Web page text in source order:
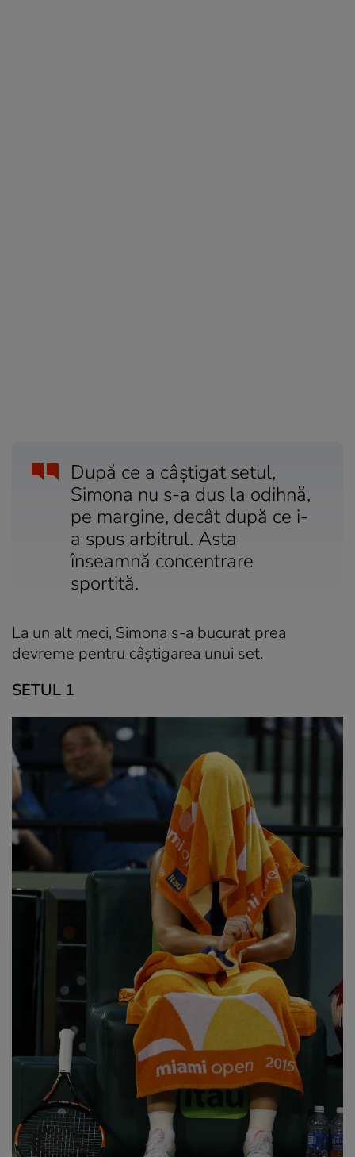
După ce a câștigat setul,
Simona nu s-a dus la odihnă,
pe margine, decât după ce i-
a spus arbitrul. Asta
înseamnă concentrare
sportită.
La un alt meci, Simona s-a bucurat prea
devreme pentru câștigarea unui set.
SETUL 1